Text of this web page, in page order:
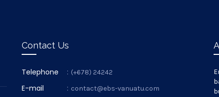
Contact Us
Telephone : (+678) 24242
E-mail : contact@ebs-vanuatu.com